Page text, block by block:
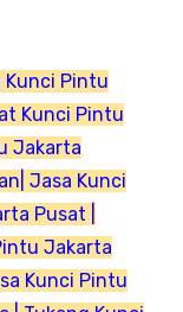
Pintu
Kunci Pintu
Jakarta
Jasa Kunci
Pusat |
Jakarta
Kunci Pintu